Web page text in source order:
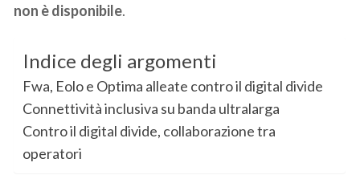
non è disponibile.
Indice degli argomenti
Fwa, Eolo e Optima alleate contro il digital divide
Connettività inclusiva su banda ultralarga
Contro il digital divide, collaborazione tra
operatori